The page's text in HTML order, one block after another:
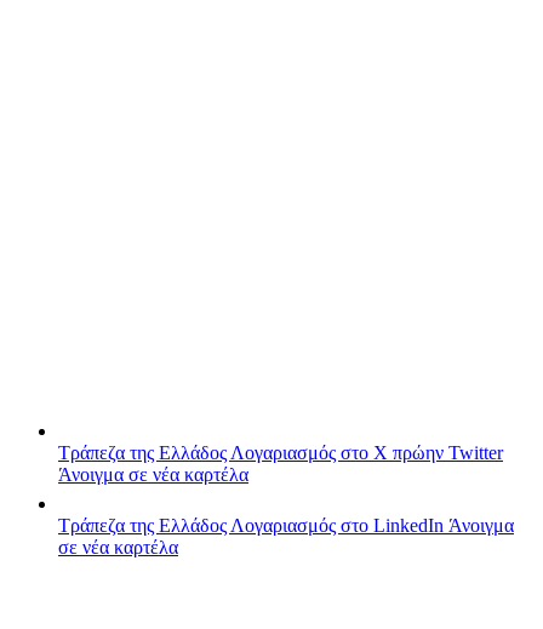
Τράπεζα της Ελλάδος Λογαριασμός στο X πρώην Twitter
Άνοιγμα σε νέα καρτέλα
Τράπεζα της Ελλάδος Λογαριασμός στο LinkedIn Άνοιγμα
σε νέα καρτέλα